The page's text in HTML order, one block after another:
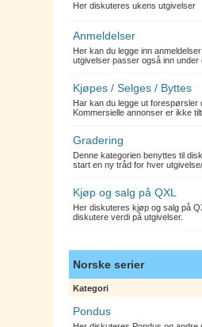
Her diskuteres ukens utgivelser
Anmeldelser
Her kan du legge inn
utgivelser passer også inn under
Kjøpes / Selges / Byttes
Har kan du legge ut forespørsler
Kommersielle annonser er ikke
Gradering
Denne kategorien benyttes til
start en ny tråd for hver
Kjøp og salg på QXL
Her diskuteres kjøp og salg på
diskutere verdi på utgivelser.
Norske serier
Kategori
Pondus